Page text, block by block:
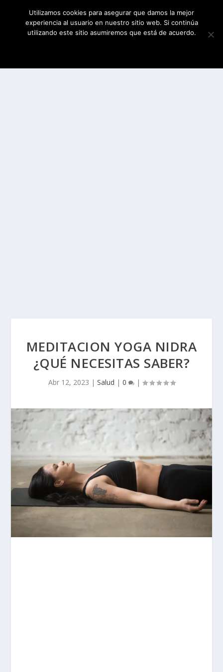
MEDITACION YOGA NIDRA
¿QUÉ NECESITAS SABER?
Abr 12, 2023 | Salud | 0 |
Utilizamos cookies para asegurar que damos la mejor
experiencia al usuario en nuestro sitio web. Si continúa
utilizando este sitio asumiremos que está de acuerdo.